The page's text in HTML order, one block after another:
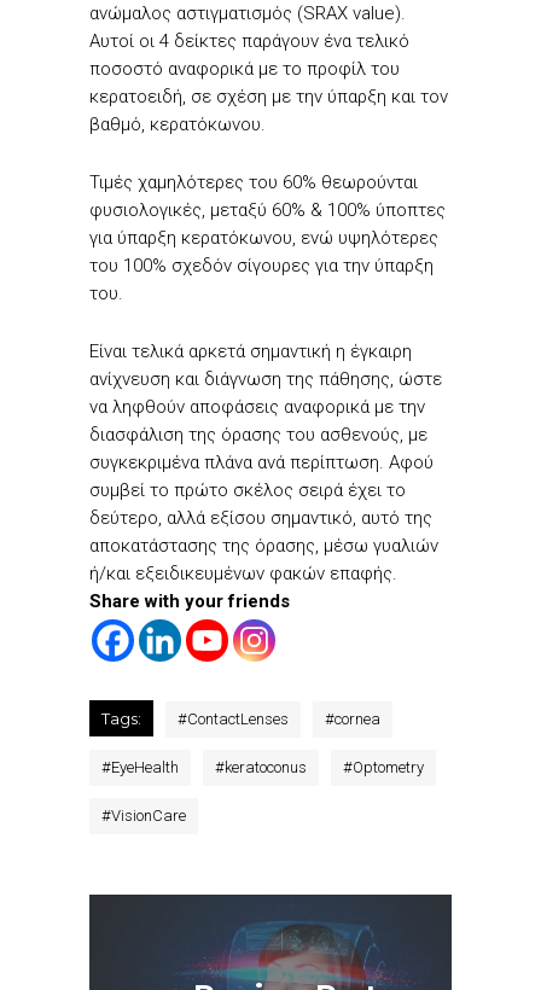
ανώμαλος αστιγματισμός (SRAX value).
Αυτοί οι 4 δείκτες παράγουν ένα τελικό
ποσοστό αναφορικά με το προφίλ του
κερατοειδή, σε σχέση με την ύπαρξη και τον
βαθμό, κερατόκωνου.
Τιμές χαμηλότερες του 60% θεωρούνται
φυσιολογικές, μεταξύ 60% & 100% ύποπτες
για ύπαρξη κερατόκωνου, ενώ υψηλότερες
του 100% σχεδόν σίγουρες για την ύπαρξη
του.
Είναι τελικά αρκετά σημαντική η έγκαιρη
ανίχνευση και διάγνωση της πάθησης, ώστε
να ληφθούν αποφάσεις αναφορικά με την
διασφάλιση της όρασης του ασθενούς, με
συγκεκριμένα πλάνα ανά περίπτωση. Αφού
συμβεί το πρώτο σκέλος σειρά έχει το
δεύτερο, αλλά εξίσου σημαντικό, αυτό της
αποκατάστασης της όρασης, μέσω γυαλιών
ή/και εξειδικευμένων φακών επαφής.
Share with your friends
Tags: #ContactLenses #cornea
#EyeHealth #keratoconus #Optometry
#VisionCare